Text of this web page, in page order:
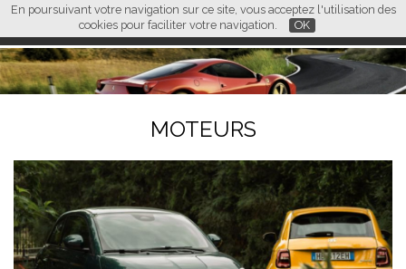
En poursuivant votre navigation sur ce site, vous acceptez l'utilisation des
cookies pour faciliter votre navigation.
OK
FR EN CN
L M
MOTEURS